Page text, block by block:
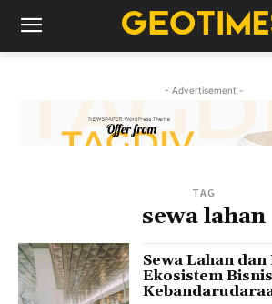
- Advertisement -
TAG
sewa lahan
Sewa Lahan
Ekosistem Bisnis